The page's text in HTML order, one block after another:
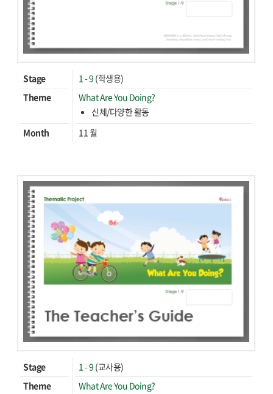
Stage 1 - 9 (학생용)
Theme
What Are You Doing?
신체/다양한 활동
Month
11 월
Stage 1 - 9 (교사용)
Theme
What Are You Doing?